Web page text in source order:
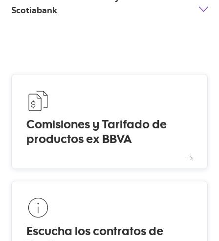
Scotiabank
Comisiones y Tarifado de
productos ex BBVA
Escucha los contratos de